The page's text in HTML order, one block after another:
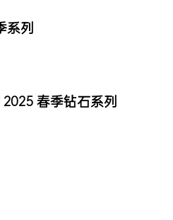
系列
2025 春季钻石系列